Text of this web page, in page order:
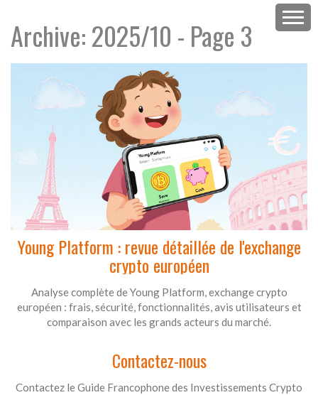
Archive: 2025/10 - Page 3
Young Platform : revue détaillée de l'exchange
crypto européen
Analyse complète de Young Platform, exchange crypto
européen : frais, sécurité, fonctionnalités, avis utilisateurs et
comparaison avec les grands acteurs du marché.
Contactez-nous
Contactez le Guide Francophone des Investissements Crypto